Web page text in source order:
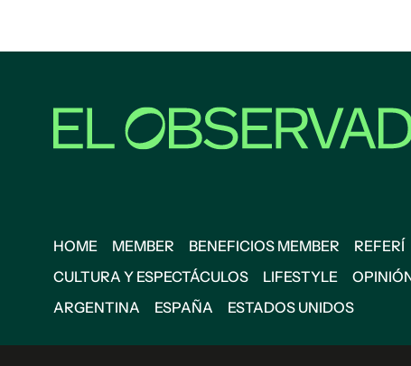
HOME MEMBER BENEFICIOS MEMBER REFERÍ
CULTURA Y ESPECTÁCULOS
LIFESTYLE
ARGENTINA
ESPAÑA ESTADOS UNIDOS